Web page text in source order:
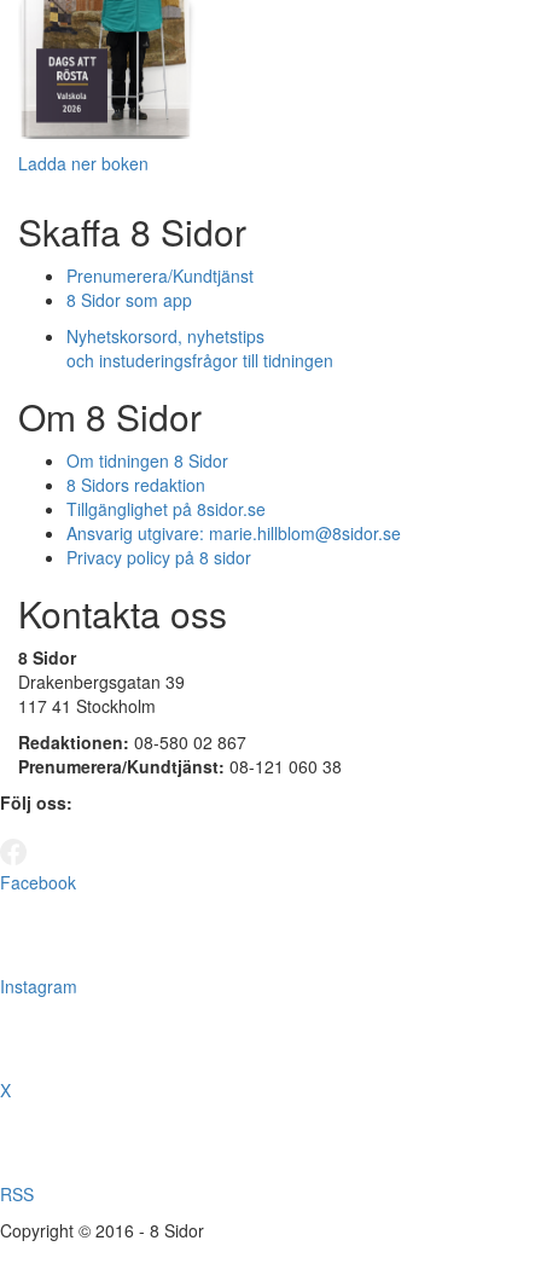
Ladda ner boken
Skaffa 8 Sidor
Prenumerera/Kundtjänst
8 Sidor som app
Nyhetskorsord, nyhetstips
och instuderingsfrågor till tidningen
Om 8 Sidor
Om tidningen 8 Sidor
8 Sidors redaktion
Tillgänglighet på 8sidor.se
Ansvarig utgivare: marie.hillblom@8sidor.se
Privacy policy på 8 sidor
Kontakta oss
8 Sidor
Drakenbergsgatan 39
117 41 Stockholm
Redaktionen: 08-580 02 867
Prenumerera/Kundtjänst: 08-121 060 38
Följ oss:
Facebook
Instagram
X
RSS
Copyright © 2016 - 8 Sidor